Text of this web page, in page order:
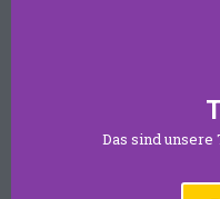
Das sind unsere